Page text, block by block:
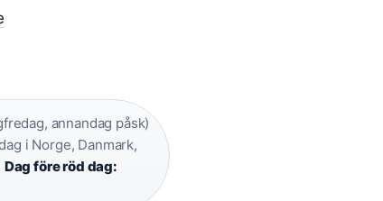
annandag påsk)
i Norge, Danmark,
Dag före röd dag: